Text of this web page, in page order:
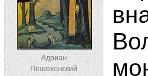
Адриан
Пошехонский